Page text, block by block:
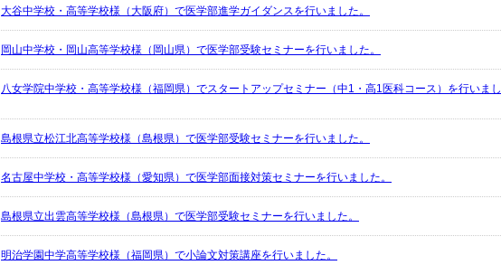
大谷中学校・高等学校様（大阪府）で医学部進学ガイダンスを行いました。
岡山中学校・岡山高等学校様（岡山県）で医学部受験セミナーを行いました。
八女学院中学校・高等学校様（福岡県）でスタートアップセミナー（中1・高1医科コース）を行いまし
島根県立松江北高等学校様（島根県）で医学部受験セミナーを行いました。
名古屋中学校・高等学校様（愛知県）で医学部面接対策セミナーを行いました。
島根県立出雲高等学校様（島根県）で医学部受験セミナーを行いました。
明治学園中学高等学校様（福岡県）で小論文対策講座を行いました。